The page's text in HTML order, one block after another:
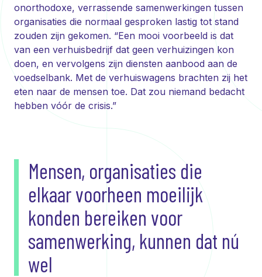
onorthodoxe, verrassende samenwerkingen tussen
organisaties die normaal gesproken lastig tot stand
zouden zijn gekomen. “Een mooi voorbeeld is dat
van een verhuisbedrijf dat geen verhuizingen kon
doen, en vervolgens zijn diensten aanbood aan de
voedselbank. Met de verhuiswagens brachten zij het
eten naar de mensen toe. Dat zou niemand bedacht
hebben vóór de crisis.”
Mensen, organisaties die
elkaar voorheen moeilijk
konden bereiken voor
samenwerking, kunnen dat nú
wel